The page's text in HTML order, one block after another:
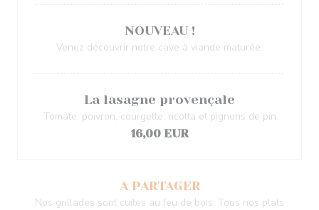
NOUVEAU !
Venez découvrir notre cave à viande maturée.
La lasagne provençale
Tomate, poivron, courgette, ricotta et pignons de pin
16,00 EUR
A PARTAGER
Nos grillades sont cuites au feu de bois. Tous nos plats